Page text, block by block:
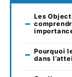
Les
Pourquoi
dans